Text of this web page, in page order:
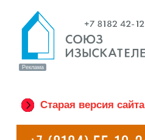
Старая версия сайта